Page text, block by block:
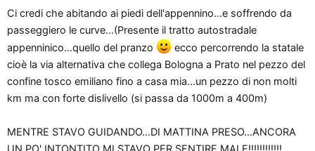
Ci credi che abitando ai piedi dell'appennino...e soffrendo da
passeggiero le curve...(Presente il tratto autostradale
appenninico...quello del pranzo
ecco percorrendo la statale
cioè la via alternativa che collega Bologna a Prato nel pezzo del
confine tosco emiliano fino a casa mia...un pezzo di non molti
km ma con forte dislivello (si passa da 1000m a 400m)
MENTRE STAVO GUIDANDO...DI MATTINA PRESO...ANCORA